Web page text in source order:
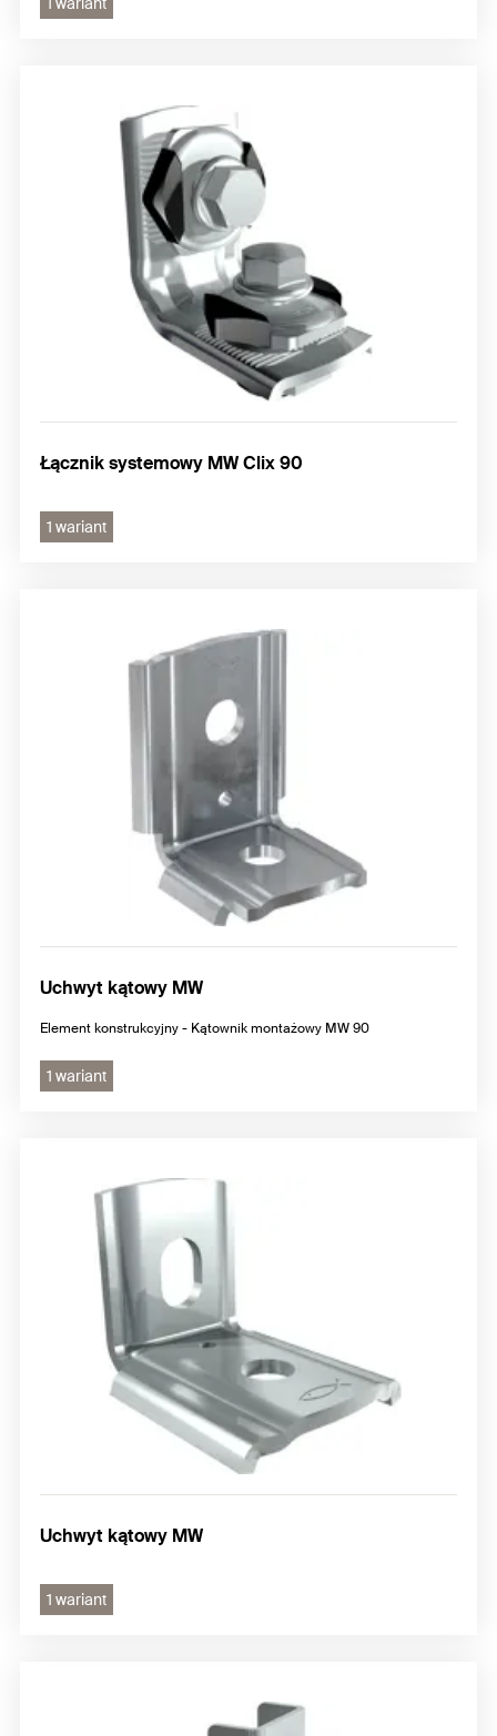
Łącznik systemowy MW Clix 90
1 wariant
Uchwyt kątowy MW
Element konstrukcyjny - Kątownik montażowy MW 90
1 wariant
Uchwyt kątowy MW
1 wariant